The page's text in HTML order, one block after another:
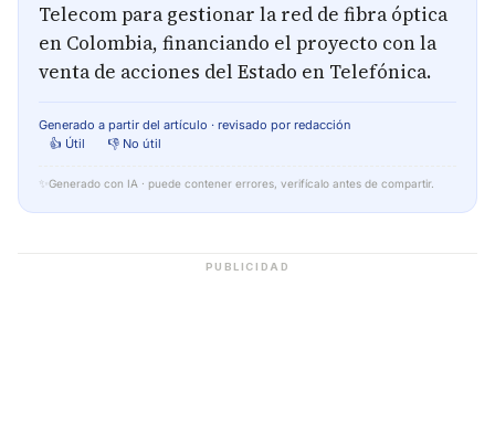
Telecom para gestionar la red de fibra óptica
en Colombia, financiando el proyecto con la
venta de acciones del Estado en Telefónica.
Generado a partir del artículo · revisado por redacción
👍 Útil
👎 No útil
✨ Generado con IA · puede contener errores, verifícalo antes de compartir.
PUBLICIDAD